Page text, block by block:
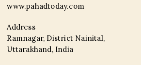
www.pahadtoday.com
Address
Ramnagar, District Nainital,
Uttarakhand, India